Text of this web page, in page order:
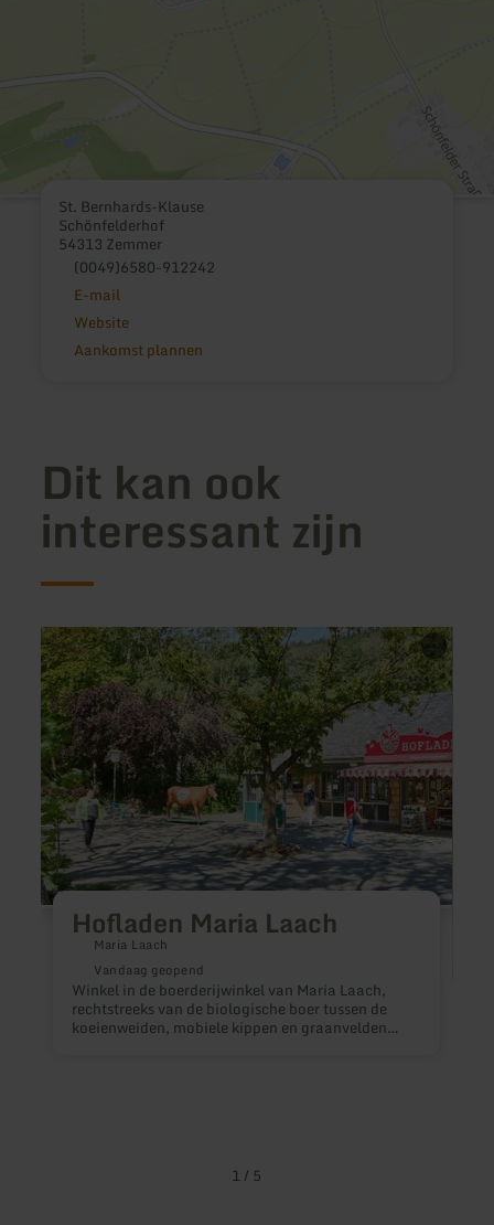
St. Bernhards-Klause
Schönfelderhof
54313 Zemmer
(0049)6580-912242
E-mail
Website
Aankomst plannen
Dit kan ook
interessant zijn
Hofladen Maria Laach
Maria Laach
Vandaag geopend
Winkel in de boerderijwinkel van Maria Laach,
rechtstreeks van de biologische boer tussen de
koeienweiden, mobiele kippen en graanvelden
meer
informatie
over:
Hofladen
Maria
Laach
over:
Arft
1 / 5